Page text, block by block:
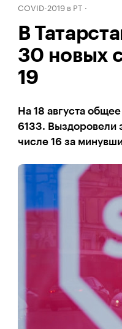
COVID-2019 в РТ
В
30 новых
19
На 18 августа
6133. Выздоровели
числе 16 за